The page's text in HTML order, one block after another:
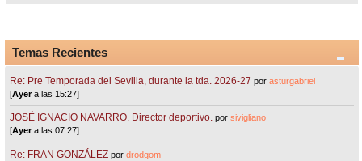
Temas Recientes
Re: Pre Temporada del Sevilla, durante la tda. 2026-27 porasturgabriel
[Ayera las 15:27]
JOSÉ IGNACIO NAVARRO. Director deportivo. porsivigliano
[Ayera las 07:27]
Re: FRAN GONZÁLEZ pordrodgom